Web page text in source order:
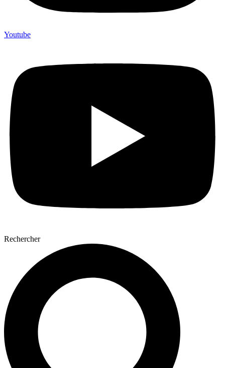
Youtube
Rechercher